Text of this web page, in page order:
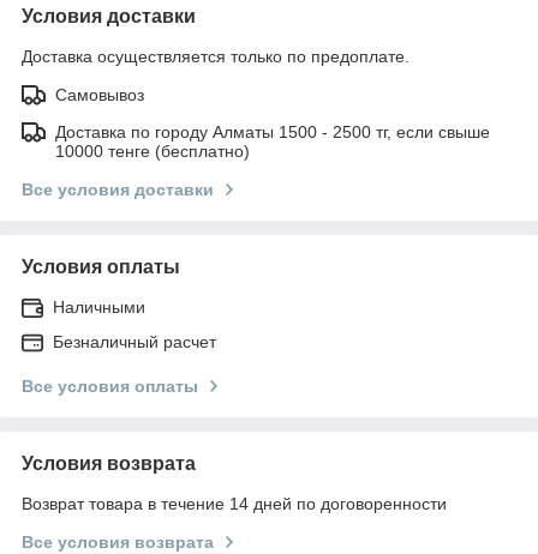
Условия доставки
Доставка осуществляется только по предоплате.
Самовывоз
Доставка по городу Алматы 1500 - 2500 тг, если свыше
10000 тенге (бесплатно)
Все условия доставки
Условия оплаты
Наличными
Безналичный расчет
Все условия оплаты
Условия возврата
Возврат товара в течение 14 дней по договоренности
Все условия возврата